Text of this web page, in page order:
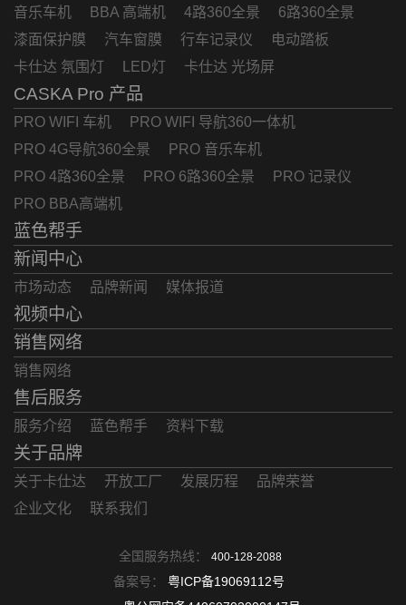
音乐车机
BBA 高端机 4路360全景
6路360全景
漆面保护膜
汽车窗膜 行车记录仪
电动踏板
卡仕达 氛围灯
LED灯 卡仕达 光场屏
CASKA Pro 产品
PRO WIFI 车机
PRO WIFI 导航360一体机
PRO 4G导航360全景
PRO 音乐车机
PRO 4路360全景
PRO 6路360全景
PRO 记录仪
PRO BBA高端机
蓝色帮手
新闻中心
市场动态 品牌新闻 媒体报道
视频中心
销售网络
销售网络
售后服务
服务介绍 蓝色帮手 资料下载
关于品牌
关于卡仕达 开放工厂 发展历程
品牌荣誉
企业文化
联系我们
全国服务热线： 400-128-2088
备案号： 粤ICP备19069112号